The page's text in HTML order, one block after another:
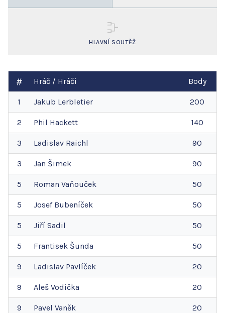
HLAVNÍ SOUTĚŽ
Hráč / Hráči Body
1 Jakub Lerbletier 200
2 Phil Hackett 140
3 Ladislav Raichl 90
3 Jan Šimek 90
5 Roman Vaňouček 50
5 Josef Bubeníček 50
5 Jiří Sadil 50
5 Frantisek Šunda 50
9 Ladislav Pavlíček 20
9 Aleš Vodička 20
9 Pavel Vaněk 20